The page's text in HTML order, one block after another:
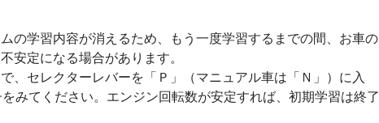
の学習内容が消えるため、もう一度学習するまでの間、お車の
安定になる場合があります。
、セレクターレバーを「Ｐ」（マニュアル車は「Ｎ」）に入
みてください。エンジン回転数が安定すれば、初期学習は終了